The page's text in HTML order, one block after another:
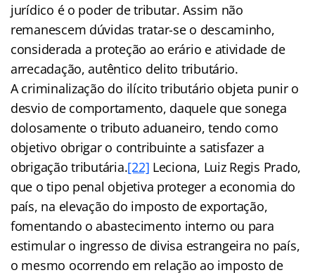
jurídico é o poder de tributar. Assim não
remanescem dúvidas tratar-se o descaminho,
considerada a proteção ao erário e atividade de
arrecadação, autêntico delito tributário.
A criminalização do ilícito tributário objeta punir o
desvio de comportamento, daquele que sonega
dolosamente o tributo aduaneiro, tendo como
objetivo obrigar o contribuinte a satisfazer a
obrigação tributária.[22] Leciona, Luiz Regis Prado,
que o tipo penal objetiva proteger a economia do
país, na elevação do imposto de exportação,
fomentando o abastecimento interno ou para
estimular o ingresso de divisa estrangeira no país,
o mesmo ocorrendo em relação ao imposto de